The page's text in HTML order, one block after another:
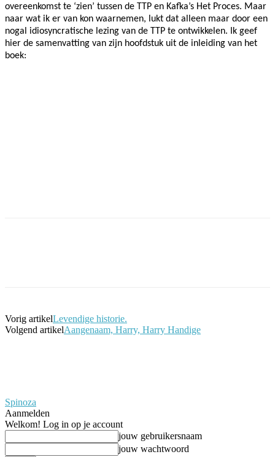
overeenkomst te ‘zien’ tussen de TTP en Kafka’s Het Proces. Maar
naar wat ik er van kon waarnemen, lukt dat alleen maar door een
nogal idiosyncratische lezing van de TTP te ontwikkelen. Ik geef
hier de samenvatting van zijn hoofdstuk uit de inleiding van het
boek:
Vorig artikelLevendige historie.
Volgend artikelAangenaam, Harry, Harry Handige
Spinoza
Aanmelden
Welkom! Log in op je account
jouw gebruikersnaam
jouw wachtwoord